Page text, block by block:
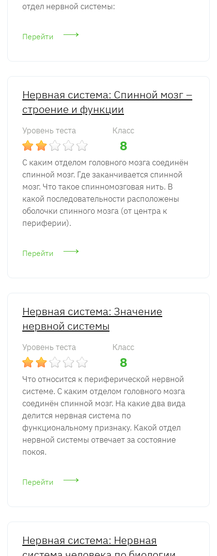
отдел нервной системы:
Перейти
Нервная система: Спинной мозг –
строение и функции
Уровень теста Класс
8
С каким отделом головного мозга соединён
спинной мозг. Где заканчивается спинной
мозг. Что такое спинномозговая нить. В
какой последовательности расположены
оболочки спинного мозга (от центра к
периферии).
Перейти
Нервная система: Значение
нервной системы
Уровень теста Класс
8
Что относится к периферической нервной
системе. С каким отделом головного мозга
соединён спинной мозг. На какие два вида
делится нервная система по
функциональному признаку. Какой отдел
нервной системы отвечает за состояние
покоя.
Перейти
Нервная система: Нервная